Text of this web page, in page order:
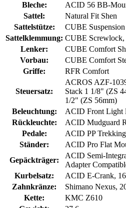
Bleche:
ACID 56 BB-
Sattel:
Natural Fit Shen
Sattelstütze:
CUBE
Sattelklemmung: CUBE Screwlock,
Lenker:
CUBE Comfort
Vorbau:
CUBE Comfort
Griffe:
RFR Comfort
Steuersatz:
ACROS AZF-
Stack 1 1/8" (ZS
1/2" (ZS 56mm)
Beleuchtung:
ACID Front Light
Rückleuchte:
ACID Mudguard
Pedale:
ACID PP Trekking
Ständer:
ACID Pro Flat
Gepäckträger:
ACID Semi-
Adapter
Kurbelsatz:
ACID E-Crank,
Zahnkränze:
Shimano Nexus,
Kette:
KMC Z610